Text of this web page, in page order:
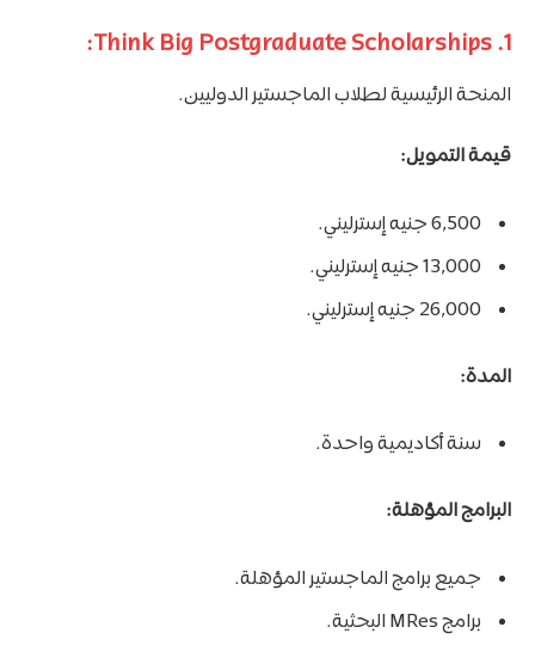
1. Think Big Postgraduate Scholarships:
المنحة الرئيسية لطلاب الماجستير الدوليين.
قيمة التمويل:
6,500 جنيه إسترليني.
13,000 جنيه إسترليني.
26,000 جنيه إسترليني.
المدة:
سنة أكاديمية واحدة.
البرامج المؤهلة:
جميع برامج الماجستير المؤهلة.
برامج MRes البحثية.